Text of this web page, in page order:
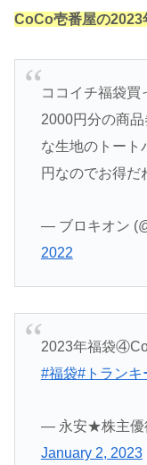
CoCo壱番屋の2023
ココイチ福袋買
2000円分の商
な生地のトート
円なのでお得だ
— ブロキオン
2022
2023年福袋
#福袋#トランキ
— 永安★株主優
January 2, 2023